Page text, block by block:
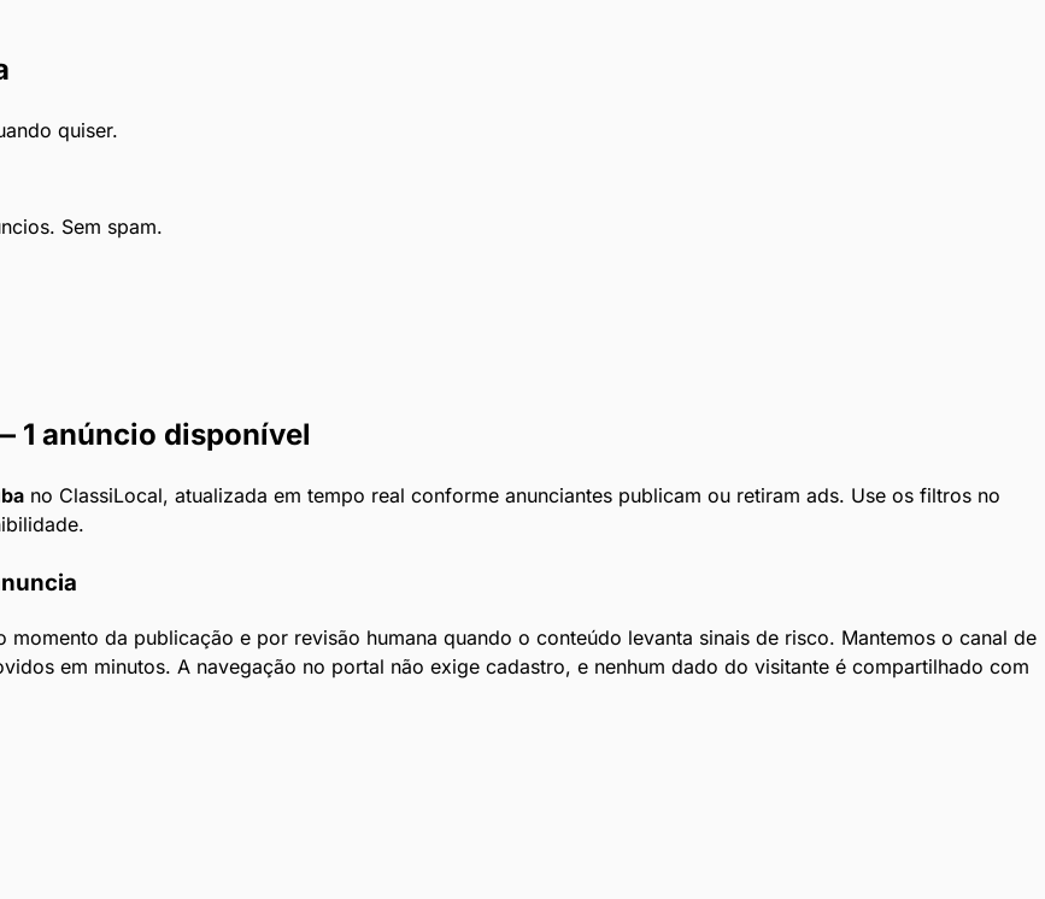
quiser.
Sem spam.
1 anúncio disponível
no ClassiLocal, atualizada em tempo real conforme anunciantes publicam ou retiram ads. Use os filtros no
momento da publicação e por revisão humana quando o conteúdo levanta sinais de risco. Mantemos o canal de
em minutos. A navegação no portal não exige cadastro, e nenhum dado do visitante é compartilhado com